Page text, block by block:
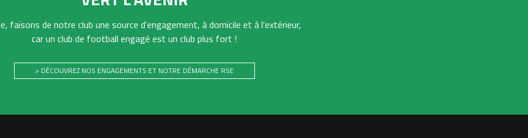
faisons de notre club une source d'engagement, à domicile et à l'extérieur,
car un club de football engagé est un club plus fort !
> DÉCOUVREZ NOS ENGAGEMENTS ET NOTRE DÉMARCHE RSE